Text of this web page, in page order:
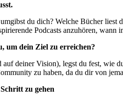
du dich? Welche Bücher liest
Podcasts anzuhören, wann
um dein Ziel zu erreichen?
deiner Vision), legst du fest, wie
zu haben, da du dir von
zu gehen